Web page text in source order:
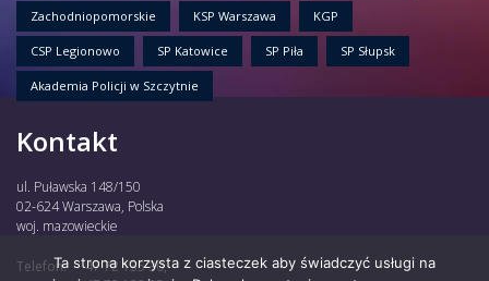
Zachodniopomorskie KSP Warszawa KGP
CSP Legionowo SP Katowice SP Piła SP Słupsk
Akademia Policji w Szczytnie
Kontakt
ul. Puławska 148/150
02-624 Warszawa, Polska
woj. mazowieckie
Telefon:
47 72 135 30,
Ta strona korzysta z ciasteczek aby świadczyć usługi na